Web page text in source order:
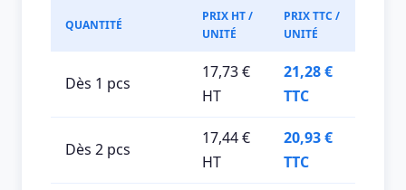
QUANTITÉ
PRIX HT /
UNITÉ
PRIX TTC /
UNITÉ
Dès 1 pcs
17,73 €
HT
21,28 €
TTC
Dès 2 pcs
17,44 €
HT
20,93 €
TTC